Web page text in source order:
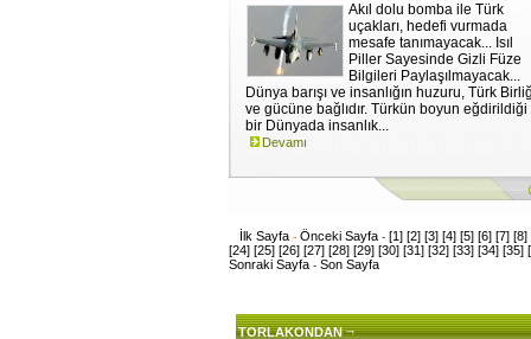
Akıl dolu bomba ile Türk
uçakları, hedefi vurmada
mesafe tanımayacak... Isıl
Piller Sayesinde Gizli Füze
Bilgileri Paylaşılmayacak...
Dünya barışı ve insanlığın huzuru, Türk
ve gücüne bağlıdır. Türkün boyun eğdirildiği
bir Dünyada insanlık...
Devamı
İlk Sayfa - Önceki Sayfa - [1] [2] [3] [4] [5] [6] [7] [8]
[24] [25] [26] [27] [28] [29] [30] [31] [32] [33] [34] [35]
Sonraki Sayfa - Son Sayfa
TORLAKONDAN ¬